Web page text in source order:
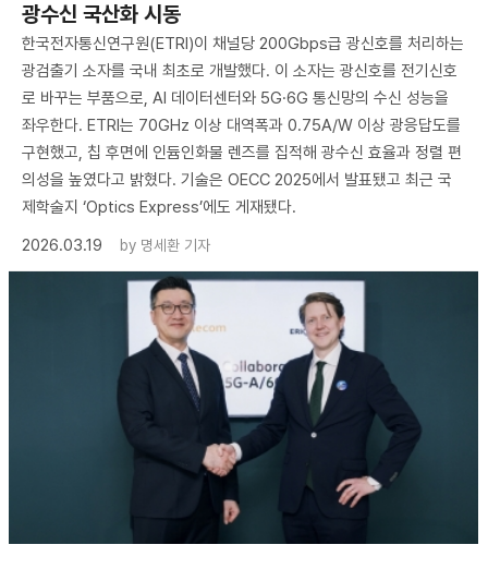
광수신 국산화 시동
한국전자통신연구원(ETRI)이 채널당 200Gbps급 광신호를 처리하는
광검출기 소자를 국내 최초로 개발했다. 이 소자는 광신호를 전기신호
로 바꾸는 부품으로, AI 데이터센터와 5G·6G 통신망의 수신 성능을
좌우한다. ETRI는 70GHz 이상 대역폭과 0.75A/W 이상 광응답도를
구현했고, 칩 후면에 인듐인화물 렌즈를 집적해 광수신 효율과 정렬 편
의성을 높였다고 밝혔다. 기술은 OECC 2025에서 발표됐고 최근 국
제학술지 ‘Optics Express’에도 게재됐다.
2026.03.19
by 명세환 기자